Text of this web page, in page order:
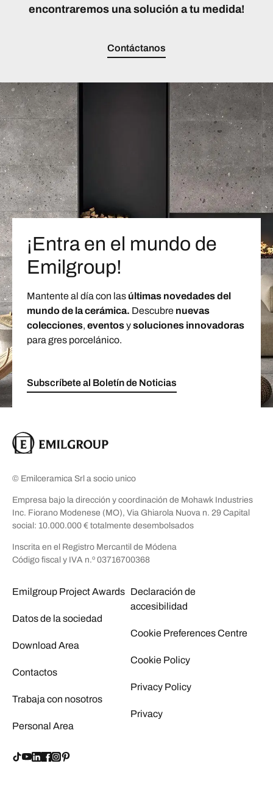
encontraremos una solución a tu medida!
Contáctanos
¡Entra en el mundo de
Emilgroup!
Mantente al día con las últimas novedades del
mundo de la cerámica. Descubre nuevas
colecciones, eventosysoluciones innovadoras
para gres porcelánico.
Subscríbete al Boletín de Noticias
© Emilceramica Srl a socio unico
Empresa bajo la dirección y coordinación de Mohawk Industries
Inc. Fiorano Modenese (MO), Via Ghiarola Nuova n. 29 Capital
social: 10.000.000 € totalmente desembolsados
Inscrita en el Registro Mercantil de Módena
Código fiscal y IVA n.º 03716700368
Emilgroup Project Awards
Datos de la sociedad
Download Area
Contactos
Trabaja con nosotros
Personal Area
Declaración de
accesibilidad
Cookie Preferences Centre
Cookie Policy
Privacy Policy
Privacy